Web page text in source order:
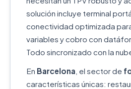
solución incluye terminal
conectividad optimizada
variables y cobro con
Todo sincronizado con la
En Barcelona , el sector de
características únicas: